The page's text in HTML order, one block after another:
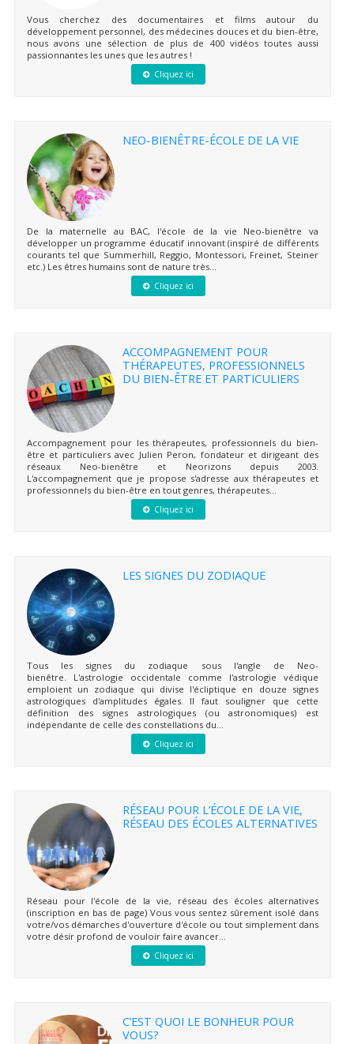
Vous cherchez des documentaires et films autour du
développement personnel, des médecines douces et du bien-être,
nous avons une sélection de plus de 400 vidéos toutes aussi
passionnantes les unes que les autres !
Cliquez ici
NEO-BIENÊTRE-ÉCOLE DE LA VIE
De la maternelle au BAC, l'école de la vie Neo-bienêtre va
développer un programme éducatif innovant (inspiré de différents
courants tel que Summerhill, Reggio, Montessori, Freinet, Steiner
etc.) Les êtres humains sont de nature très...
Cliquez ici
ACCOMPAGNEMENT POUR
THÉRAPEUTES, PROFESSIONNELS
DU BIEN-ÊTRE ET PARTICULIERS
Accompagnement pour les thérapeutes, professionnels du bien-
être et particuliers avec Julien Peron, fondateur et dirigeant des
réseaux Neo-bienêtre et Neorizons depuis 2003.
L'accompagnement que je propose s'adresse aux thérapeutes et
professionnels du bien-être en tout genres, thérapeutes...
Cliquez ici
LES SIGNES DU ZODIAQUE
Tous les signes du zodiaque sous l'angle de Neo-
bienêtre. L'astrologie occidentale comme l'astrologie védique
emploient un zodiaque qui divise l'écliptique en douze signes
astrologiques d'amplitudes égales. Il faut souligner que cette
définition des signes astrologiques (ou astronomiques) est
indépendante de celle des constellations du...
Cliquez ici
RÉSEAU POUR L’ÉCOLE DE LA VIE,
RÉSEAU DES ÉCOLES ALTERNATIVES
Réseau pour l'école de la vie, réseau des écoles alternatives
(inscription en bas de page) Vous vous sentez sûrement isolé dans
votre/vos démarches d'ouverture d'école ou tout simplement dans
votre désir profond de vouloir faire avancer...
Cliquez ici
C’EST QUOI LE BONHEUR POUR
VOUS?